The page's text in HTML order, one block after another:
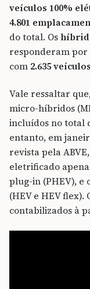
veículos 100%
4.801
do total. Os
responderam por
com 2.635 veículos
Vale ressaltar
micro-híbridos
incluídos no total
entanto, em
revista pela
eletrificado
plug-in (PHEV), e
(HEV e HEV flex).
contabilizados à